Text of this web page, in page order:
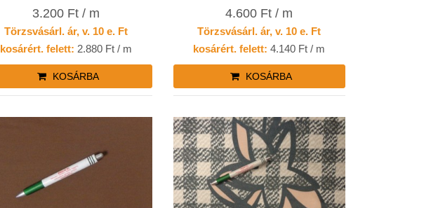
3.200 Ft / m
Törzsvásárl. ár, v. 10 e. Ft
kosárért. felett: 2.880 Ft / m
KOSÁRBA
4.600 Ft / m
Törzsvásárl. ár, v. 10 e. Ft
kosárért. felett: 4.140 Ft / m
KOSÁRBA